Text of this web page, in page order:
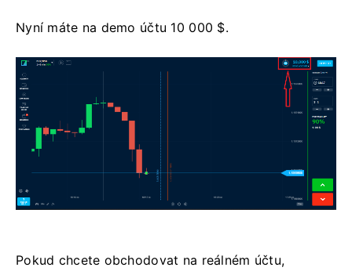
Nyní máte na demo účtu 10 000 $.
Pokud chcete obchodovat na reálném účtu,